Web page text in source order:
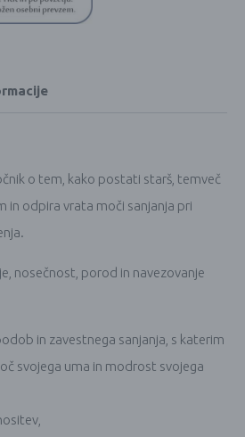
o tem, kako postati starš, temveč
in odpira vrata moči sanjanja pri
nosečnost, porod in navezovanje
in zavestnega sanjanja, s katerim
svojega uma in modrost svojega